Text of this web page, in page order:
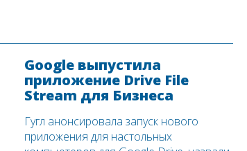
Google выпустила
приложение Drive File
Stream для Бизнеса
Гугл анонсировала запуск нового
приложения для настольных